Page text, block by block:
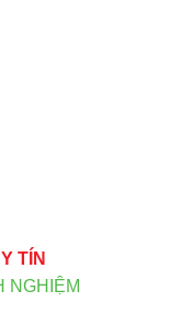
TÍN
NGHIỆM